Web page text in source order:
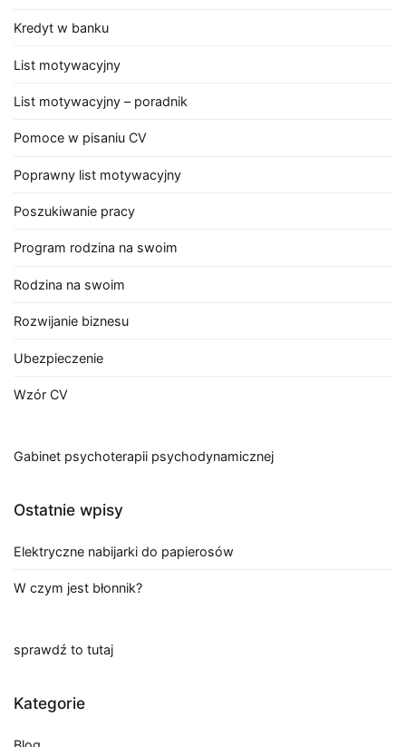
Kredyt w banku
List motywacyjny
List motywacyjny – poradnik
Pomoce w pisaniu CV
Poprawny list motywacyjny
Poszukiwanie pracy
Program rodzina na swoim
Rodzina na swoim
Rozwijanie biznesu
Ubezpieczenie
Wzór CV
Gabinet psychoterapii psychodynamicznej
Ostatnie wpisy
Elektryczne nabijarki do papierosów
W czym jest błonnik?
sprawdź to tutaj
Kategorie